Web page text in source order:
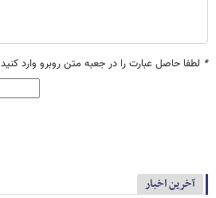
* لطفا حاصل عبارت را در جعبه متن روبرو وارد کنید
آخرین اخبار